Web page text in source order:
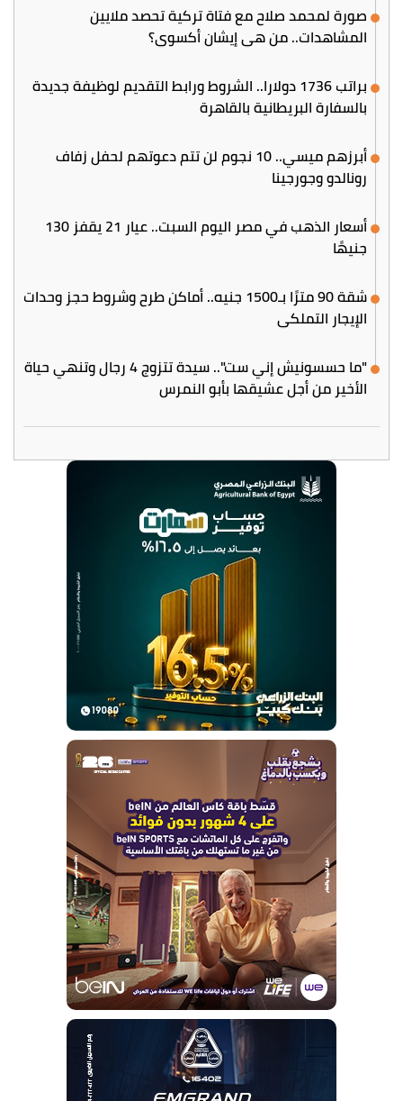
صورة لمحمد صلاح مع فتاة تركية تحصد ملايين
المشاهدات.. من هي إيشان أكسوي؟
براتب 1736 دولارا.. الشروط ورابط التقديم لوظيفة جديدة
بالسفارة البريطانية بالقاهرة
أبرزهم ميسي.. 10 نجوم لن تتم دعوتهم لحفل زفاف
رونالدو وجورجينا
أسعار الذهب في مصر اليوم السبت.. عيار 21 يقفز 130
جنيهًا
شقة 90 مترًا بـ1500 جنيه.. أماكن طرح وشروط حجز وحدات
الإيجار التملكي
"ما حسسونيش إني ست".. سيدة تتزوج 4 رجال وتنهي حياة
الأخير من أجل عشيقها بأبو النمرس